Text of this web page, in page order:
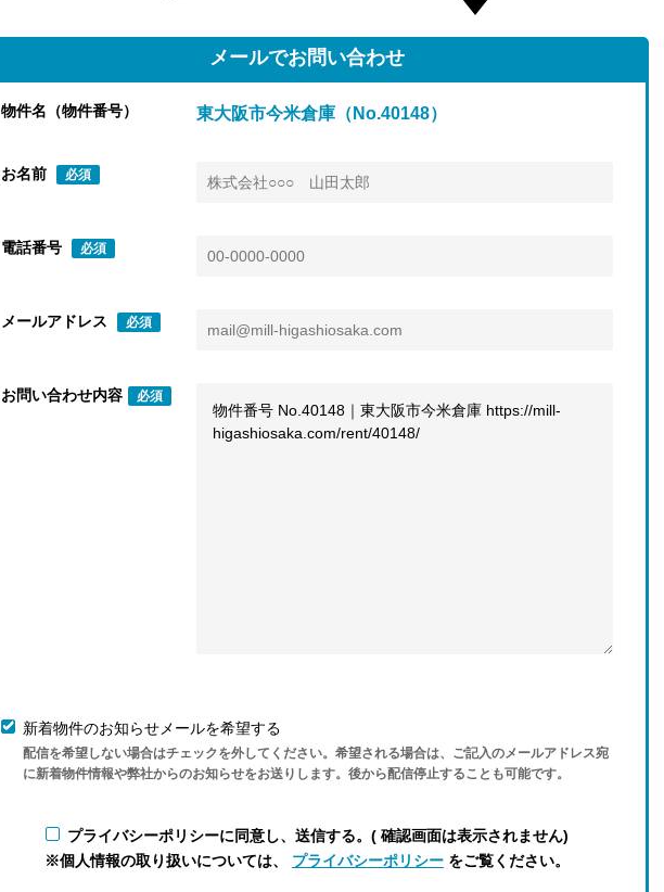
メールでお問い合わせ
物件名（物件番号） 東大阪市今米倉庫（No.40148）
お名前 必須
電話番号 必須
メールアドレス 必須
お問い合わせ内容 必須
新着物件のお知らせメールを希望する
配信を希望しない場合はチェックを外してください。希望される場合は、ご記入のメールアドレス宛
に新着物件情報や弊社からのお知らせをお送りします。後から配信停止することも可能です。
プライバシーポリシーに同意し、送信する。( 確認画面は表示されません)
※個人情報の取り扱いについては、
プライバシーポリシー をご覧ください。